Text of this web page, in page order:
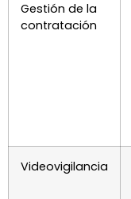
Gestión de la
contratación
Videovigilancia